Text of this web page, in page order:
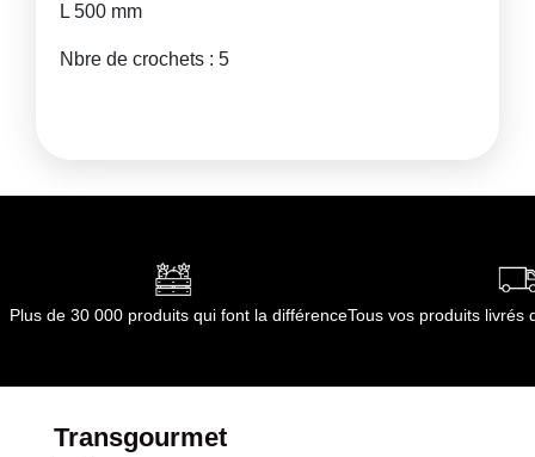
L 500 mm
Nbre de crochets : 5
Plus de 30 000 produits qui font la différenceTous vos produits livrés
Transgourmet